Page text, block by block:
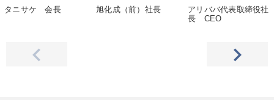
タニサケ 会長
旭化成（前）社長
アリババ代表取締役社
長 CEO